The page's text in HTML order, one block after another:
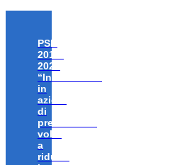
PSR
2014-
2020
“Investimenti
in
azioni
di
prevenzione
volte
a
ridurre